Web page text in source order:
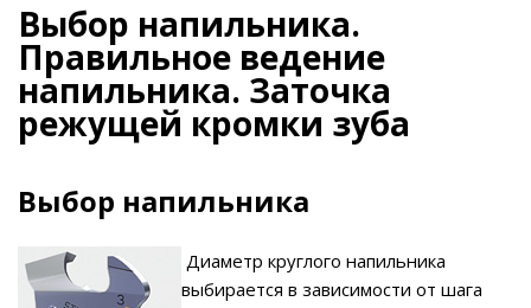
Выбор напильника.
Правильное ведение
напильника. Заточка
режущей кромки зуба
Выбор напильника
Диаметр круглого напильника
выбирается в зависимости от шага